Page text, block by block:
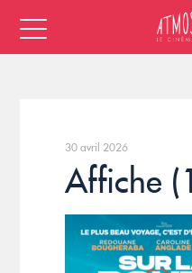
30 avril 2026
Affiche